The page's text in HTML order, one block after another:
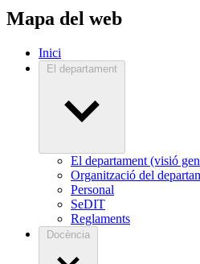
Mapa del web
Inici
El departament
El departament (visió
Organització del
Personal
SeDIT
Reglaments
Docència